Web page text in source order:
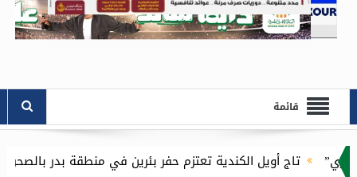
قائمة
الكندية تعتزم حفر بئرين في منطقة بدر بالصحراء الغربية باستثمارات 16.1 مليون